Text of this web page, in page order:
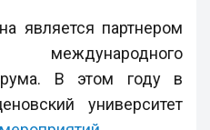
является партнером
международного
В этом году в
университет